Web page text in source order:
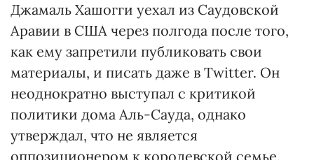
Джамаль Хашогги уехал из Саудовской
Аравии в США через полгода после того,
как ему запретили публиковать свои
материалы, и писать даже в Twitter. Он
неоднократно выступал с критикой
политики дома Аль-Сауда, однако
утверждал, что не является
оппозиционером к королевской семье.